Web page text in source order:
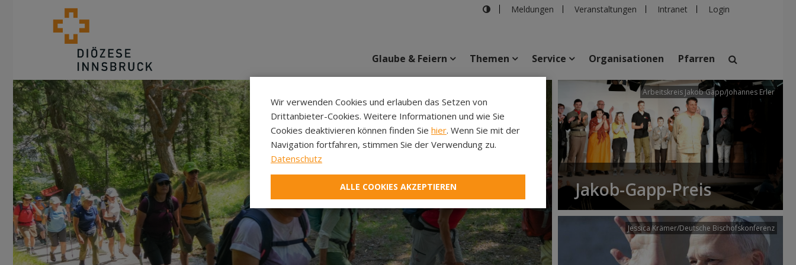
Meldungen Veranstaltungen Intranet Login
suchen
Veranstaltungen Personen Pfarren Einrichtungen
Glaube & Feiern Themen Service Organisationen Pfarren
Arbeitskreis Jakob Gapp/Johannes Erler
Jakob-Gapp-Preis
Jessica Krämer/Deutsche Bischofskonferenz
Wir verwenden Cookies und erlauben das Setzen von
Drittanbieter-Cookies. Weitere Informationen und wie Sie
Cookies deaktivieren können finden Sie hier. Wenn Sie mit der
Navigation fortfahren, stimmen Sie der Verwendung zu.
Datenschutz
ALLE COOKIES AKZEPTIEREN